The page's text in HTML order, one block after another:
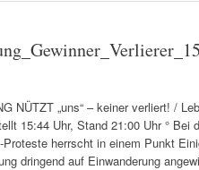
NÜTZT „uns“ – keiner verliert! /
15:44 Uhr, Stand 21:00 Uhr °
herrscht in einem Punkt
dringend auf Einwanderung